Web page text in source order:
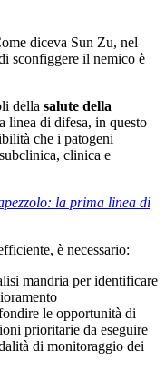
diceva Sun Zu, nel
sconfiggere il nemico è
della salute della
linea di difesa, in questo
che i patogeni
clinica e
la prima linea di
è necessario:
mandria per identificare
le opportunità di
prioritarie da eseguire
di monitoraggio dei